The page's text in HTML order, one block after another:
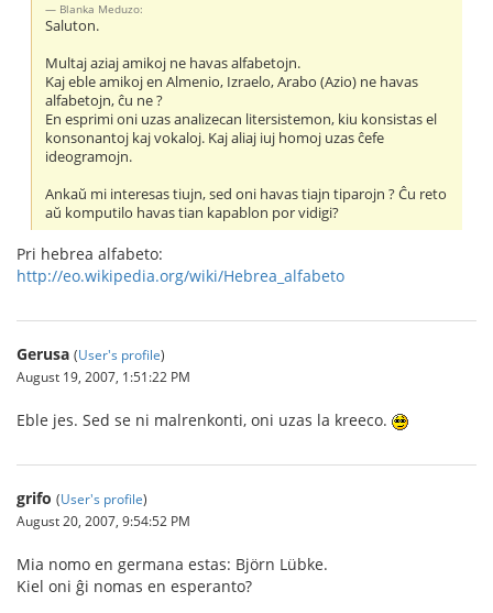
Blanka Meduzo:
Saluton.
Multaj aziaj amikoj ne havas alfabetojn.
Kaj eble amikoj en Almenio, Izraelo, Arabo (Azio) ne havas
alfabetojn, ĉu ne ?
En esprimi oni uzas analizecan litersistemon, kiu konsistas el
konsonantoj kaj vokaloj. Kaj aliaj iuj homoj uzas ĉefe
ideogramojn.
Ankaŭ mi interesas tiujn, sed oni havas tiajn tiparojn ? Ĉu reto
aŭ komputilo havas tian kapablon por vidigi?
Pri hebrea alfabeto:
http://eo.wikipedia.org/wiki/Hebrea_alfabeto
Gerusa (User's profile)
August 19, 2007, 1:51:22 PM
Eble jes. Sed se ni malrenkonti, oni uzas la kreeco.
grifo (User's profile)
August 20, 2007, 9:54:52 PM
Mia nomo en germana estas: Björn Lübke.
Kiel oni ĝi nomas en esperanto?